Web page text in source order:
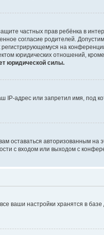
частных прав ребёнка в
согласие родителей.
на
юридических отношений,
юридической силы.
адрес или запретил имя, под
оставаться авторизованным
с входом или выходом с
ваши настройки хранятся в